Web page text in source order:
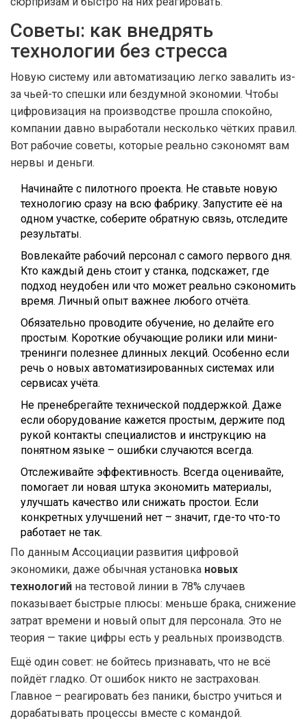
Советы: как внедрять
технологии без стресса
Новую систему или автоматизацию легко завалить из-
за чьей-то спешки или бездумной экономии. Чтобы
цифровизация на производстве прошла спокойно,
компании давно выработали несколько чётких правил.
Вот рабочие советы, которые реально сэкономят вам
нервы и деньги.
Начинайте с пилотного проекта. Не ставьте новую
технологию сразу на всю фабрику. Запустите её на
одном участке, соберите обратную связь, отследите
результаты.
Вовлекайте рабочий персонал с самого первого дня.
Кто каждый день стоит у станка, подскажет, где
подход неудобен или что может реально сэкономить
время. Личный опыт важнее любого отчёта.
Обязательно проводите обучение, но делайте его
простым. Короткие обучающие ролики или мини-
тренинги полезнее длинных лекций. Особенно если
речь о новых автоматизированных системах или
сервисах учёта.
Не пренебрегайте технической поддержкой. Даже
если оборудование кажется простым, держите под
рукой контакты специалистов и инструкцию на
понятном языке – ошибки случаются всегда.
Отслеживайте эффективность. Всегда оценивайте,
помогает ли новая штука экономить материалы,
улучшать качество или снижать простои. Если
конкретных улучшений нет – значит, где-то что-то
работает не так.
По данным Ассоциации развития цифровой
экономики, даже обычная установка новых
технологий на тестовой линии в 78% случаев
показывает быстрые плюсы: меньше брака, снижение
затрат времени и новый опыт для персонала. Это не
теория — такие цифры есть у реальных производств.
Ещё один совет: не бойтесь признавать, что не всё
пойдёт гладко. От ошибок никто не застрахован.
Главное – реагировать без паники, быстро учиться и
дорабатывать процессы вместе с командой.